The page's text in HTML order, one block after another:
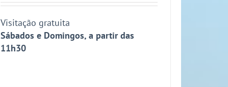
Visitação gratuita
Sábados e Domingos, a partir das
11h30